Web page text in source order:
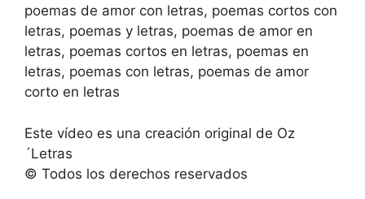
poemas de amor con letras, poemas cortos con
letras, poemas y letras, poemas de amor en
letras, poemas cortos en letras, poemas en
letras, poemas con letras, poemas de amor
corto en letras
Este vídeo es una creación original de Oz
´Letras
© Todos los derechos reservados